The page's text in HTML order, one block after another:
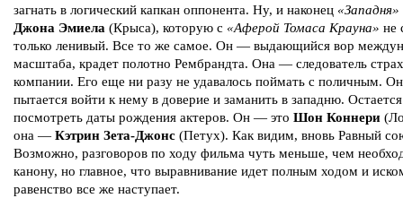
загнать в логический капкан оппонента. Ну, и наконец «Западня»
Джона Эмиела (Крыса), которую с «Аферой Томаса Крауна» не
только ленивый. Все то же самое. Он — выдающийся вор
масштаба, крадет полотно Рембрандта. Она — следователь
компании. Его еще ни разу не удавалось поймать с поличным.
пытается войти к нему в доверие и заманить в западню.
посмотреть даты рождения актеров. Он — это Шон Коннери
она — Кэтрин Зета-Джонс (Петух). Как видим, вновь Равный
Возможно, разговоров по ходу фильма чуть меньше, чем
канону, но главное, что выравнивание идет полным ходом и
равенство все же наступает.